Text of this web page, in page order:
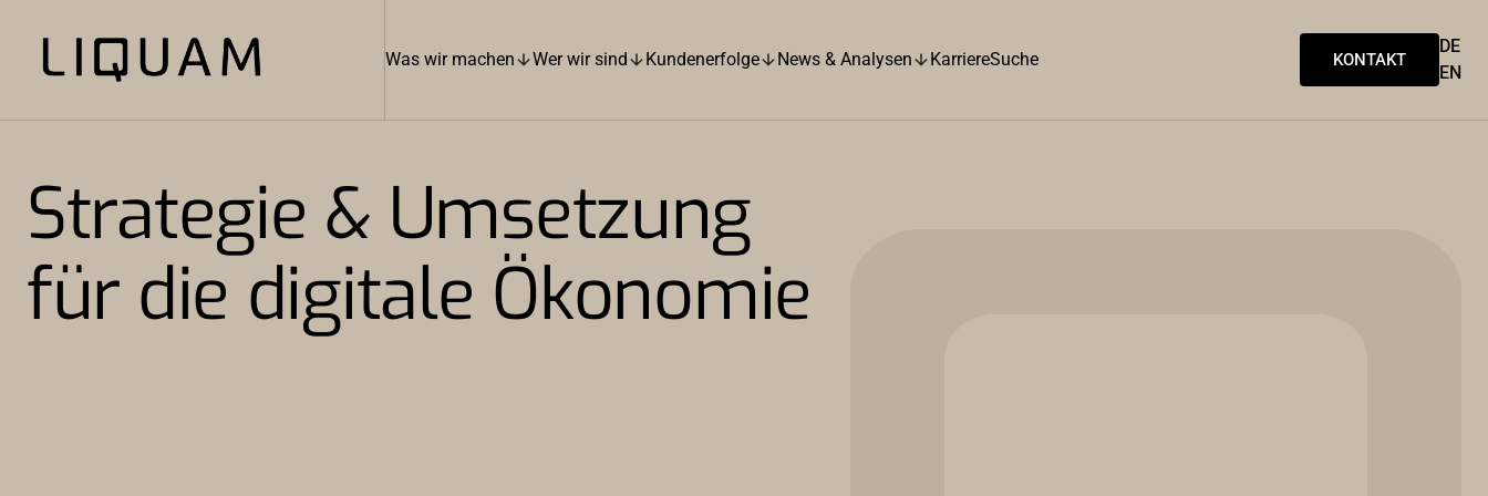
Was wir machen Wer wir sind Kundenerfolge News & Analysen KarriereSuche KONTAKT
DE
EN
Strategie & Umsetzung
für die digitale Ökonomie